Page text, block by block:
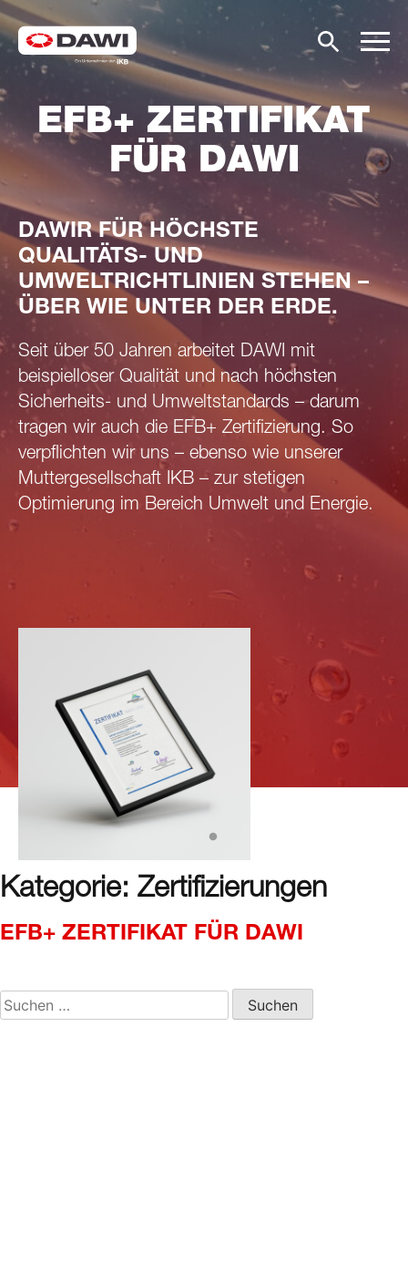
EFB+ ZERTIFIKAT
FÜR DAWI
DAWIR FÜR HÖCHSTE
QUALITÄTS- UND
UMWELTRICHTLINIEN STEHEN –
ÜBER WIE UNTER DER ERDE.
Seit über 50 Jahren arbeitet DAWI mit
beispielloser Qualität und nach höchsten
Sicherheits- und Umweltstandards – darum
tragen wir auch die EFB+ Zertifizierung. So
verpflichten wir uns – ebenso wie unserer
Muttergesellschaft IKB – zur stetigen
Optimierung im Bereich Umwelt und Energie.
Kategorie: Zertifizierungen
EFB+ ZERTIFIKAT FÜR DAWI
Suchen
nach: